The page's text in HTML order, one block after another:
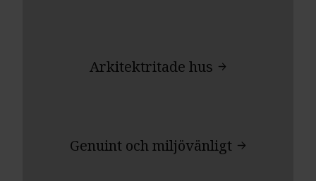
Arkitektritade hus
Genuint och miljövänligt